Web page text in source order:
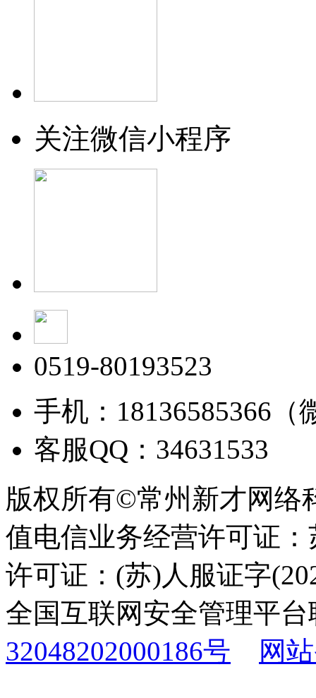
关注微信小程序
0519-80193523
手机：18136585366（
客服QQ：34631533
版权所有©常州新才网络
值电信业务经营许可证
许可证：(苏)人服证字
全国互联网安全管理平
32048202000186号
网